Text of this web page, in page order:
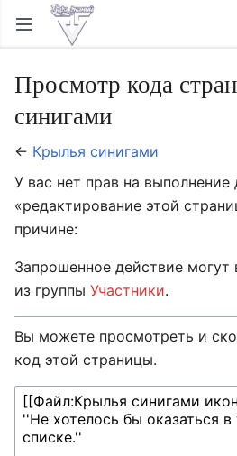
Открыть главное меню
Просмотр кода
синигами
← Крылья синигами
У вас нет прав на выполнение
«редактирование этой
причине:
Запрошенное действие могут
из группы Участники.
Вы можете просмотреть и
код этой страницы.